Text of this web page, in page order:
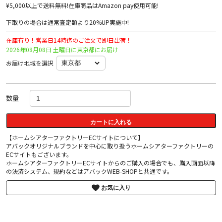
¥5,000以上で送料無料!在庫商品はAmazon pay使用可能!
下取りの場合は通常査定額より20%UP実施中!
在庫有り！営業日14時迄のご注文で即日出荷！
2026年08月08日 土曜日に東京都にお届け
お届け地域を選択
数量
カートに入れる
【ホームシアターファクトリーECサイトについて】
アバックオリジナルブランドを中心に取り扱うホームシアターファクトリーの
ECサイトもございます。
ホームシアターファクトリーECサイトからのご購入の場合でも、購入画面以降
の決済システム、規約などはアバックWEB-SHOPと共通です。
お気に入り